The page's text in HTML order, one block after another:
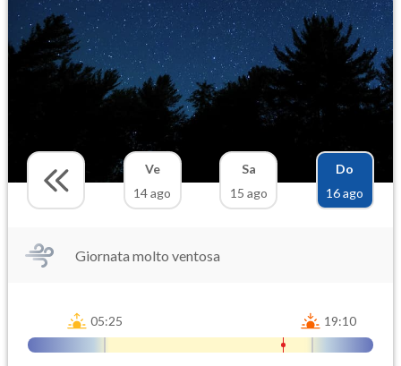
Ve
14 ago
Sa
15 ago
Do
16 ago
Giornata molto ventosa
05:25 19:10